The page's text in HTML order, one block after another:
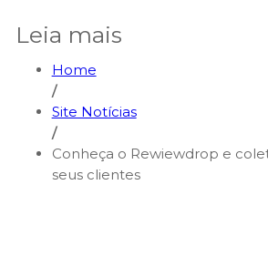
Leia mais
Home
/
Site Notícias
/
Conheça o Rewiewdrop e
seus clientes